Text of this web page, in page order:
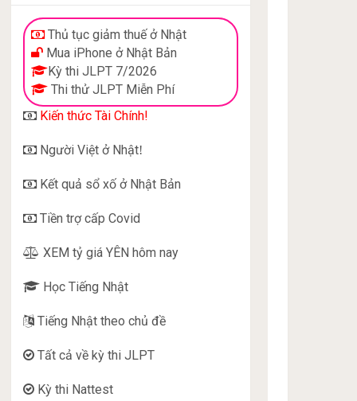
Thủ tục giảm thuế ở Nhật
Mua iPhone ở Nhật Bản
Kỳ thi JLPT 7/2026
Thi thử JLPT Miễn Phí
Kiến thức Tài Chính!
Người Việt ở Nhật!
Kết quả sổ xố ở Nhật Bản
Tiền trợ cấp Covid
XEM tỷ giá YÊN hôm nay
Học Tiếng Nhật
Tiếng Nhật theo chủ đề
Tất cả về kỳ thi JLPT
Kỳ thi Nattest